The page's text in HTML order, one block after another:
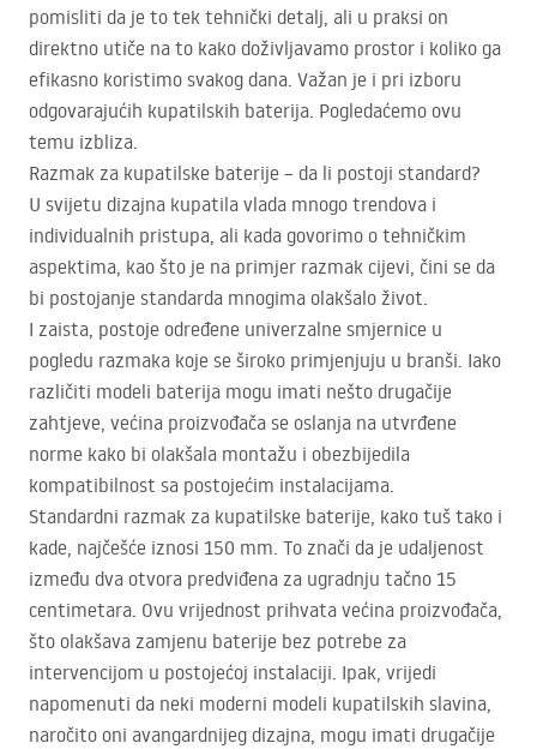
pomisliti da je to tek tehnički detalj, ali u praksi on
direktno utiče na to kako doživljavamo prostor i koliko ga
efikasno koristimo svakog dana. Važan je i pri izboru
odgovarajućih kupatilskih baterija. Pogledaćemo ovu
temu izbliza.
Razmak za kupatilske baterije – da li postoji standard?
U svijetu dizajna kupatila vlada mnogo trendova i
individualnih pristupa, ali kada govorimo o tehničkim
aspektima, kao što je na primjer razmak cijevi, čini se da
bi postojanje standarda mnogima olakšalo život.
I zaista, postoje određene univerzalne smjernice u
pogledu razmaka koje se široko primjenjuju u branši. Iako
različiti modeli baterija mogu imati nešto drugačije
zahtjeve, većina proizvođača se oslanja na utvrđene
norme kako bi olakšala montažu i obezbijedila
kompatibilnost sa postojećim instalacijama.
Standardni razmak za kupatilske baterije, kako tuš tako i
kade, najčešće iznosi 150 mm. To znači da je udaljenost
između dva otvora predviđena za ugradnju tačno 15
centimetara. Ovu vrijednost prihvata većina proizvođača,
što olakšava zamjenu baterije bez potrebe za
intervencijom u postojećoj instalaciji. Ipak, vrijedi
napomenuti da neki moderni modeli kupatilskih slavina,
naročito oni avangardnijeg dizajna, mogu imati drugačije